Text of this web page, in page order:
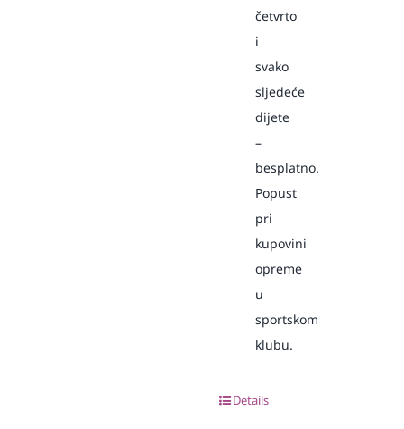
četvrto
i
svako
sljedeće
dijete
–
besplatno.
Popust
pri
kupovini
opreme
u
sportskom
klubu.
Details